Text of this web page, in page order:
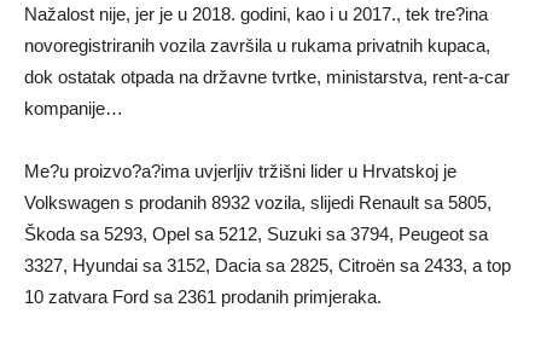
Nažalost nije, jer je u 2018. godini, kao i u 2017., tek tre?ina
novoregistriranih vozila završila u rukama privatnih kupaca,
dok ostatak otpada na državne tvrtke, ministarstva, rent-a-car
kompanije…
Me?u proizvo?a?ima uvjerljiv tržišni lider u Hrvatskoj je
Volkswagen s prodanih 8932 vozila, slijedi Renault sa 5805,
Škoda sa 5293, Opel sa 5212, Suzuki sa 3794, Peugeot sa
3327, Hyundai sa 3152, Dacia sa 2825, Citroën sa 2433, a top
10 zatvara Ford sa 2361 prodanih primjeraka.